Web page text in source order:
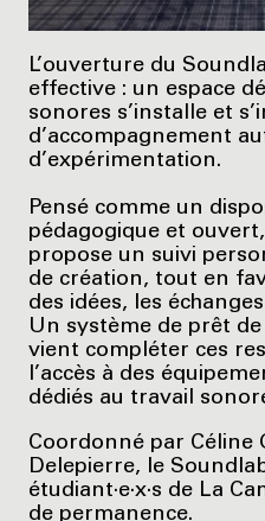
L’ouverture du
effective : un espace
sonores s’installe et
d’accompagnement
d’expérimentation.
Pensé comme un
pédagogique et
propose un suivi
de création, tout en
des idées, les
Un système de prêt
vient compléter ces
l’accès à des
dédiés au travail
Coordonné par Céline
Delepierre, le
étudiant·e·x·s de La
de permanence.